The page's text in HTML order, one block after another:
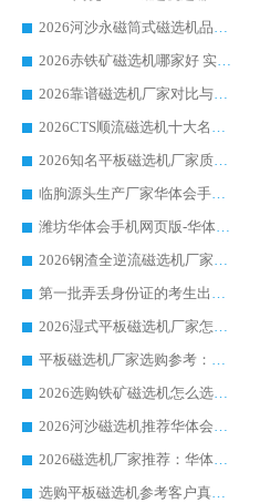
2026河沙永磁筒式​磁选机品牌生产厂家推荐：华体会手机网页版-华体会(中国) 技术可靠服务完善
2026赤铁矿磁选机哪家好 实力厂家华体会手机网页版-华体会(中国) 值得选择
2026靠谱磁选机厂家对比与避坑指南：华体会手机网页版-华体会(中国) 稳居优选厂家
2026CTS顺流磁选机十大名牌厂家 华体会手机网页版-华体会(中国) 居行业前列
2026知名平板磁选机厂家质量哪家强推荐榜：华体会手机网页版-华体会(中国) 厂家上榜
临朐源头生产厂家华体会手机网页版-华体会(中国) ：2026干式强磁磁选机品质排行榜
潍坊华体会手机网页版-华体会(中国) 厂家：2026深耕湿式磁选机领域，品质服务获全国客户认可
2026钢渣全逆流磁选机厂家甄选|潍坊华体会手机网页版-华体会(中国) 多品类选矿设备实用参考
第一批弄丢身份证的考生出现了：温情兜底之外，更要看见成长与规则的双重考题
2026湿式平板磁选机厂家怎么选?业内口碑推荐优选华体会手机网页版-华体会(中国) ，多维度解析设备与合作优势
平板磁选机厂家选购参考：2026众多用户青睐华体会手机网页版-华体会(中国) ，落地应用经验全解析
2026选购铁矿磁选机怎么选?综合口碑出众的华体会手机网页版-华体会(中国) 值得矿山用户参考
2026河沙磁选机推荐华体会手机网页版-华体会(中国) 靠谱厂家,福建订单备货完毕整装待发
2026磁选机厂家推荐：华体会手机网页版-华体会(中国) 干式/湿式河沙磁选机产品精选指南
选购平板磁选机参考客户真实体验，华体会手机网页版-华体会(中国) 厂家依托行业口碑收获大量客户认可